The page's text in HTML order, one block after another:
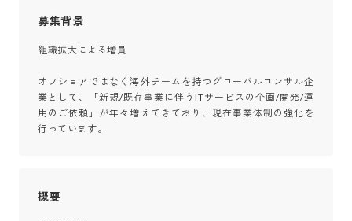
募集背景
組織拡大による増員
オフショアではなく海外チームを持つグローバルコンサル企
業として、「新規/既存事業に伴うITサービスの企画/開発/運
用のご依頼」が年々増えてきており、現在事業体制の強化を
行っています。
概要